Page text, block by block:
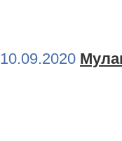
10.09.2020